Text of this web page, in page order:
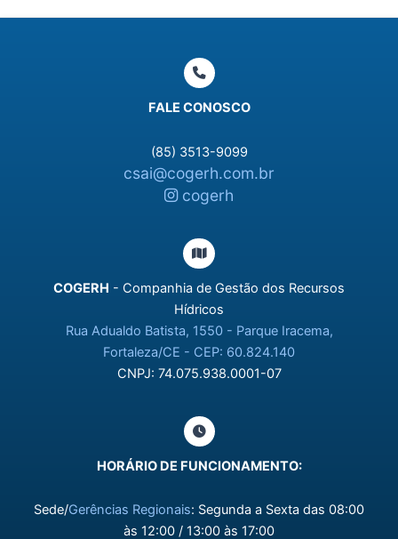
FALE CONOSCO
(85) 3513-9099
csai@cogerh.com.br
cogerh
COGERH - Companhia de Gestão dos Recursos
Hídricos
Rua Adualdo Batista, 1550 - Parque Iracema,
Fortaleza/CE - CEP: 60.824.140
CNPJ: 74.075.938.0001-07
HORÁRIO DE FUNCIONAMENTO:
Sede/Gerências Regionais: Segunda a Sexta das 08:00
às 12:00 / 13:00 às 17:00